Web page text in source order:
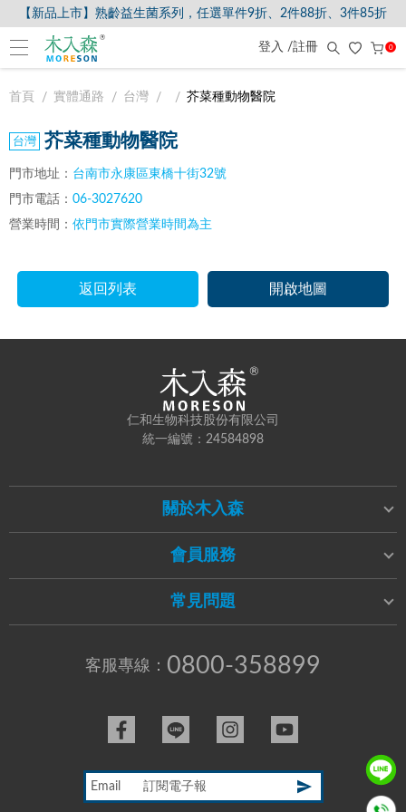
【新品上市】熟齡益生菌系列，任選單件9折、2件88折、3件85折
登入 /註冊 0
首頁 實體通路 台灣 芥菜種動物醫院
芥菜種動物醫院
門市地址： 台南市永康區東橋十街32號
門市電話： 06-3027620
營業時間： 依門市實際營業時間為主
返回列表 開啟地圖
仁和生物科技股份有限公司
統一編號：24584898
關於木入森
會員服務
常見問題
客服專線： 0800-358899
Email